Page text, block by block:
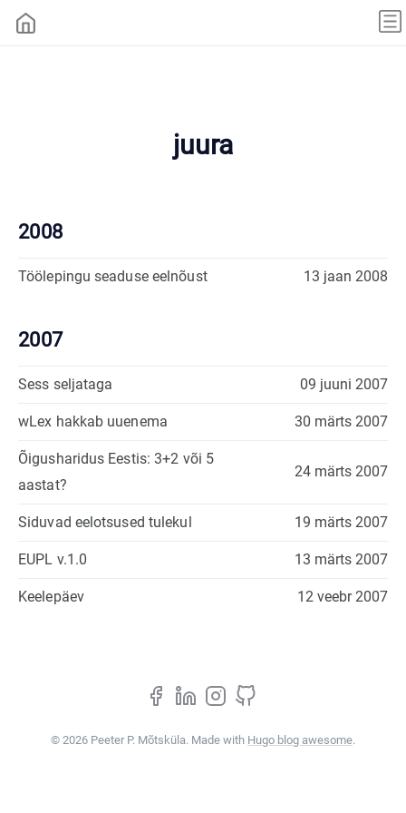
juura
2008
Töölepingu seaduse eelnõust 13 jaan 2008
2007
Sess seljataga 09 juuni 2007
wLex hakkab uuenema 30 märts 2007
Õigusharidus Eestis: 3+2 või 5
aastat?
24 märts 2007
Siduvad eelotsused tulekul 19 märts 2007
EUPL v.1.0 13 märts 2007
Keelepäev 12 veebr 2007
© 2026 Peeter P. Mõtsküla. Made with Hugo blog awesome.